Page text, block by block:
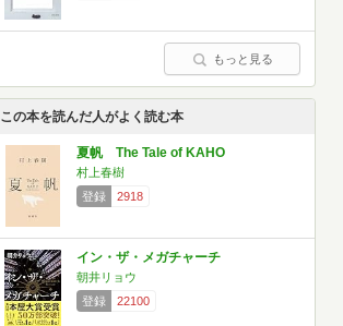
もっと見る
この本を読んだ人がよく読む本
夏帆 The Tale of KAHO
村上春樹
登録
2918
イン・ザ・メガチャーチ
朝井リョウ
登録
22100